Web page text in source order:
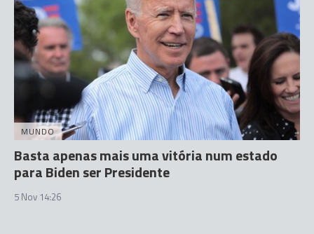
MUNDO
Basta apenas mais uma vitória num estado
para Biden ser Presidente
5 Nov 14:26